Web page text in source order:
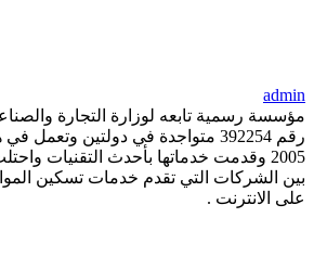
admin
مؤسسة رسمية تابعه لوزارة التجارة
رقم 392254 متواجدة في دولتين وتعمل
2005 وقدمت خدماتها بأحدث التقنيات
بين الشركات التي تقدم خدمات تسكين
على الانترنت .